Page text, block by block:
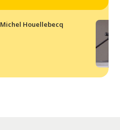
Michel Houellebecq